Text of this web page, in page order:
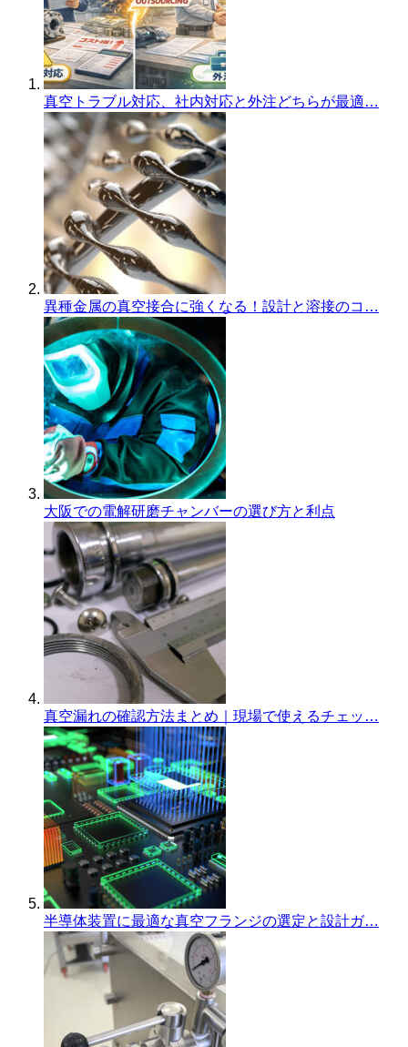
真空トラブル対応、社内対応と外注どちらが最適…
異種金属の真空接合に強くなる！設計と溶接のコ…
大阪での電解研磨チャンバーの選び方と利点
真空漏れの確認方法まとめ｜現場で使えるチェッ…
半導体装置に最適な真空フランジの選定と設計ガ…